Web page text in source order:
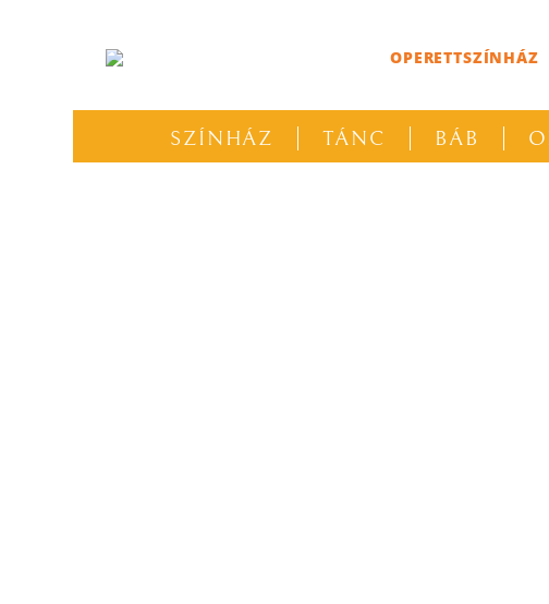
OPERETTSZÍNHÁZ
SZÍNHÁZ TÁNC BÁB